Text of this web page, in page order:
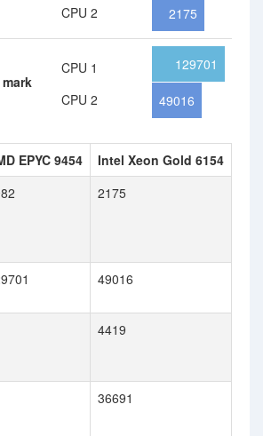
CPU 2
2175
mark
CPU 1
CPU 2
129701
49016
EPYC 9454
Intel Xeon Gold 6154
2175
49016
4419
36691